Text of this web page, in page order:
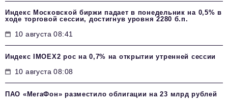
Индекс Московской биржи падает в понедельник на 0,5% в
ходе торговой сессии, достигнув уровня 2280 б.п.
10 августа 08:41
Индекс IMOEX2 рос на 0,7% на открытии утренней сессии
10 августа 08:08
ПАО «МегаФон» разместило облигации на 23 млрд рублей